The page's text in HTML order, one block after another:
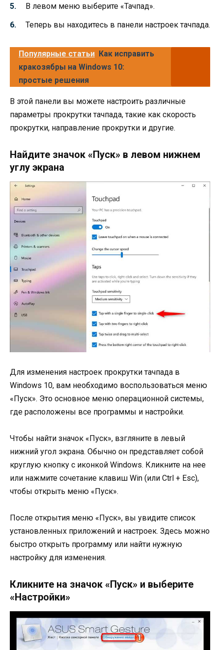
В левом меню выберите «Тачпад».
Теперь вы находитесь в панели настроек тачпада.
Популярные статьи Как исправить
кракозябры на Windows 10:
простые решения
В этой панели вы можете настроить различные
параметры прокрутки тачпада, такие как скорость
прокрутки, направление прокрутки и другие.
Найдите значок «Пуск» в левом нижнем
углу экрана
Для изменения настроек прокрутки тачпада в
Windows 10, вам необходимо воспользоваться меню
«Пуск». Это основное меню операционной системы,
где расположены все программы и настройки.
Чтобы найти значок «Пуск», взгляните в левый
нижний угол экрана. Обычно он представляет собой
круглую кнопку с иконкой Windows. Кликните на нее
или нажмите сочетание клавиш Win (или Ctrl + Esc),
чтобы открыть меню «Пуск».
После открытия меню «Пуск», вы увидите список
установленных приложений и настроек. Здесь можно
быстро открыть программу или найти нужную
настройку для изменения.
Кликните на значок «Пуск» и выберите
«Настройки»